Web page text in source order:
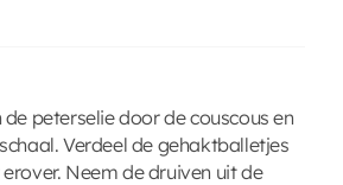
peterselie door de couscous en
Verdeel de gehaktballetjes
Neem de druiven uit de